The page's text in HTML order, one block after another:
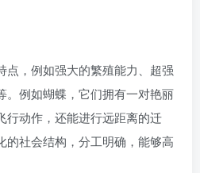
点，例如强大的繁殖能力、超强
。例如蝴蝶，它们拥有一对艳丽
行动作，还能进行远距离的迁
的社会结构，分工明确，能够高